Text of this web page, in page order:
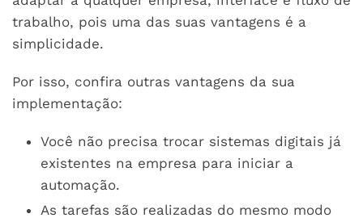
trabalho, pois uma das suas vantagens é a
simplicidade.
Por isso, confira outras vantagens da sua
implementação:
Você não precisa trocar sistemas digitais já
existentes na empresa para iniciar a
automação.
As tarefas são realizadas do mesmo modo